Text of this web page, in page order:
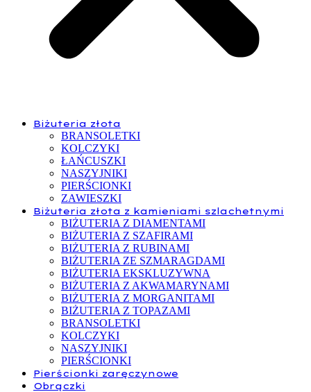
Biżuteria złota
BRANSOLETKI
KOLCZYKI
ŁAŃCUSZKI
NASZYJNIKI
PIERŚCIONKI
ZAWIESZKI
Biżuteria złota z kamieniami szlachetnymi
BIŻUTERIA Z DIAMENTAMI
BIŻUTERIA Z SZAFIRAMI
BIŻUTERIA Z RUBINAMI
BIŻUTERIA ZE SZMARAGDAMI
BIŻUTERIA EKSKLUZYWNA
BIŻUTERIA Z AKWAMARYNAMI
BIŻUTERIA Z MORGANITAMI
BIŻUTERIA Z TOPAZAMI
BRANSOLETKI
KOLCZYKI
NASZYJNIKI
PIERŚCIONKI
Pierścionki zaręczynowe
Obrączki